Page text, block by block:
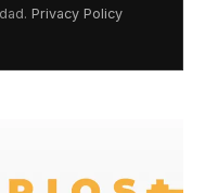
Privacy Policy